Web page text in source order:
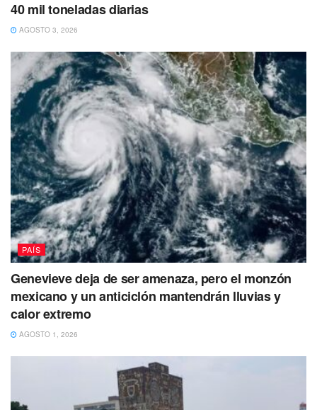
40 mil toneladas diarias
AGOSTO 3, 2026
PAÍS
Genevieve deja de ser amenaza, pero el monzón
mexicano y un anticiclón mantendrán lluvias y
calor extremo
AGOSTO 1, 2026